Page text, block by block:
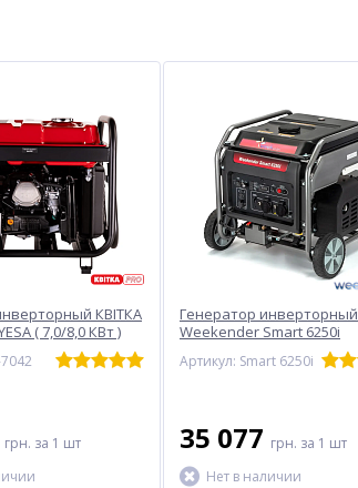
КВІТКА
( 7,0/8,0 КВт )
грн. за 1 шт
Генератор инверторный
Weekender Smart 6250i
Артикул: Smart 6250i
35 077 грн. за 1 шт
Нет в наличии